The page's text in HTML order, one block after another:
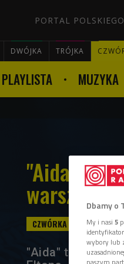
PORTAL
DWÓJKA TRÓJKA
PLAYLISTA MUZYKA
"Aida".
"Aida" to
Dbamy o
My i nasi 5
wybory lub
naszym